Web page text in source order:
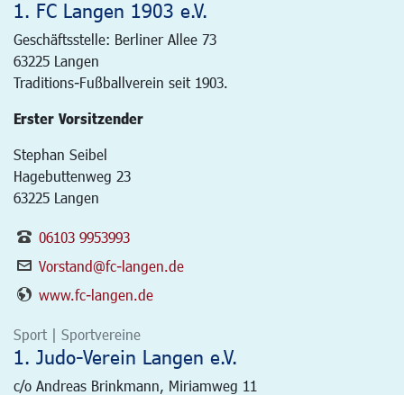
1. FC Langen 1903 e.V.
Geschäftsstelle: Berliner Allee 73
63225 Langen
Traditions-Fußballverein seit 1903.
Erster Vorsitzender
Stephan Seibel
Hagebuttenweg 23
63225 Langen
06103 9953993
Vorstand@fc-langen.de
www.fc-langen.de
Sport | Sportvereine
1. Judo-Verein Langen e.V.
c/o Andreas Brinkmann, Miriamweg 11